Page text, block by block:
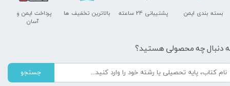
پشتیبانی ۲۴ ساعته
پرداخت ایمن و ​​​​​​​
آسان
بسته بندی ایمن بالاترین تخفیف ها
دنبال چه محصولی هستید؟
جستجو